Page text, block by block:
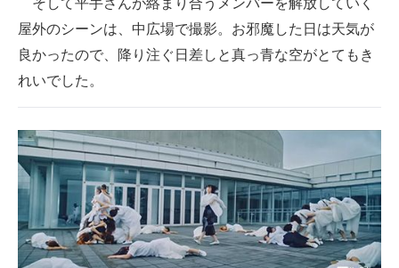
そして平手さんが絡まり合うメンバーを解放していく
屋外のシーンは、中広場で撮影。お邪魔した日は天気が
良かったので、降り注ぐ日差しと真っ青な空がとてもき
れいでした。